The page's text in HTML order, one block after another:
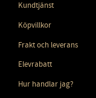
Kundtjänst
Köpvillkor
Frakt och leverans
Elevrabatt
Hur handlar jag?